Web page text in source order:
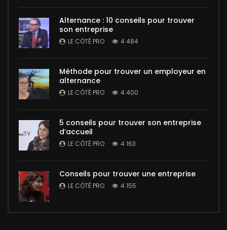
Alternance : 10 conseils pour trouver
son entreprise
LE CÔTÉ PRO 4 484
Méthode pour trouver un employeur en
alternance
LE CÔTÉ PRO 4 400
5 conseils pour trouver son entreprise
d’accueil
LE CÔTÉ PRO 4 163
Conseils pour trouver une entreprise
LE CÔTÉ PRO 4 155